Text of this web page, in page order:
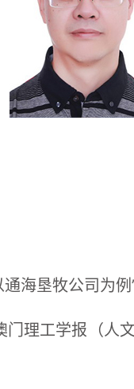
垦牧公司为例
门理工学报（